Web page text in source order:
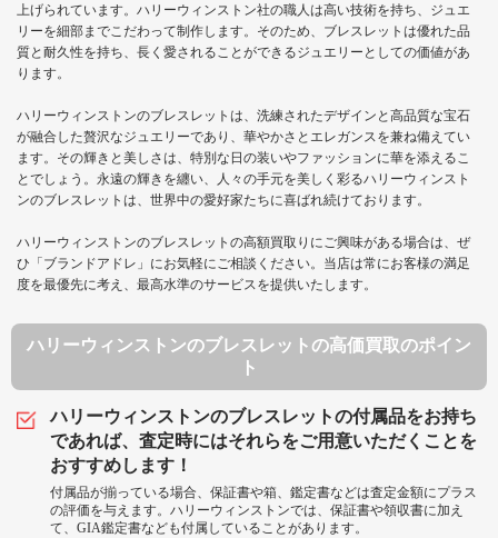
上げられています。ハリーウィンストン社の職人は高い技術を持ち、ジュエ
リーを細部までこだわって制作します。そのため、ブレスレットは優れた品
質と耐久性を持ち、長く愛されることができるジュエリーとしての価値があ
ります。
ハリーウィンストンのブレスレットは、洗練されたデザインと高品質な宝石
が融合した贅沢なジュエリーであり、華やかさとエレガンスを兼ね備えてい
ます。その輝きと美しさは、特別な日の装いやファッションに華を添えるこ
とでしょう。永遠の輝きを纏い、人々の手元を美しく彩るハリーウィンスト
ンのブレスレットは、世界中の愛好家たちに喜ばれ続けております。
ハリーウィンストンのブレスレットの高額買取りにご興味がある場合は、ぜ
ひ「ブランドアドレ」にお気軽にご相談ください。当店は常にお客様の満足
度を最優先に考え、最高水準のサービスを提供いたします。
ハリーウィンストンのブレスレットの高価買取のポイン
ト
ハリーウィンストンのブレスレットの付属品をお持ち
であれば、査定時にはそれらをご用意いただくことを
おすすめします！
付属品が揃っている場合、保証書や箱、鑑定書などは査定金額にプラス
の評価を与えます。ハリーウィンストンでは、保証書や領収書に加え
て、GIA鑑定書なども付属していることがあります。